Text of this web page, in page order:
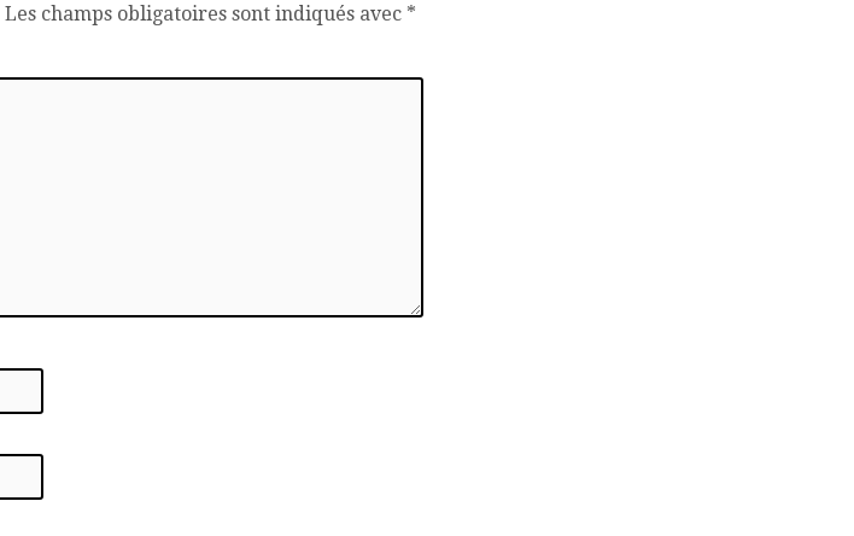
Les champs obligatoires sont indiqués avec *